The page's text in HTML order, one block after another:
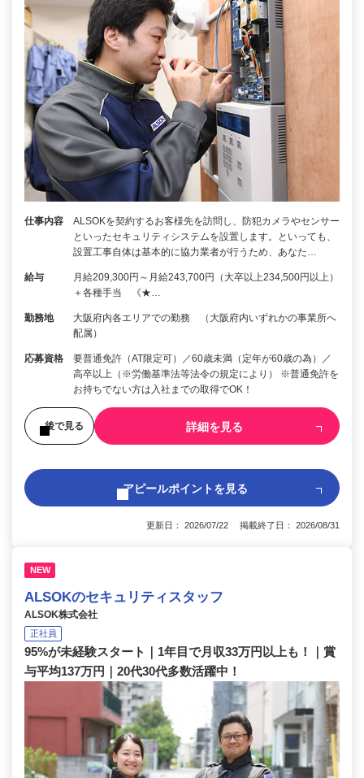
仕事内容
ALSOKを契約するお客様先を訪問し、防犯カメラやセンサー
といったセキュリティシステムを設置します。といっても、
設置工事自体は基本的に協力業者が行うため、あなた…
給与
月給209,300円～月給243,700円（大卒以上234,500円以上）
＋各種手当 《★…
勤務地
大阪府内各エリアでの勤務 （大阪府内いずれかの事業所へ
配属）
応募資格
要普通免許（AT限定可）／60歳未満（定年が60歳の為）／
高卒以上（※労働基準法等法令の規定により） ※普通免許を
お持ちでない方は入社までの取得でOK！
後で見る 詳細を見る
アピールポイントを見る
更新日： 2026/07/22 掲載終了日： 2026/08/31
NEW
ALSOKのセキュリティスタッフ
ALSOK株式会社
正社員
95%が未経験スタート｜1年目で月収33万円以上も！｜賞
与平均137万円｜20代30代多数活躍中！